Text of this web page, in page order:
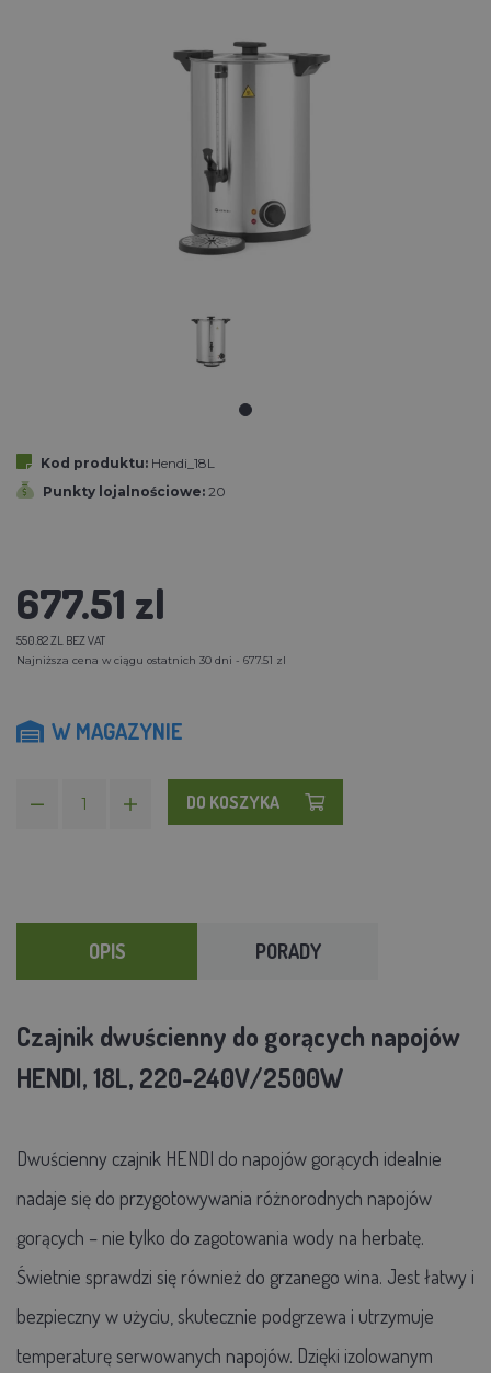
Kod produktu: Hendi_18L
Punkty lojalnościowe: 20
677.51 zl
550.82 ZL BEZ VAT
Najniższa cena w ciągu ostatnich 30 dni - 677.51 zl
W MAGAZYNIE
DO KOSZYKA
OPIS PORADY
Czajnik dwuścienny do gorących napojów
HENDI, 18L, 220-240V/2500W
Dwuścienny czajnik HENDI do napojów gorących idealnie
nadaje się do przygotowywania różnorodnych napojów
gorących – nie tylko do zagotowania wody na herbatę.
Świetnie sprawdzi się również do grzanego wina. Jest łatwy i
bezpieczny w użyciu, skutecznie podgrzewa i utrzymuje
temperaturę serwowanych napojów. Dzięki izolowanym